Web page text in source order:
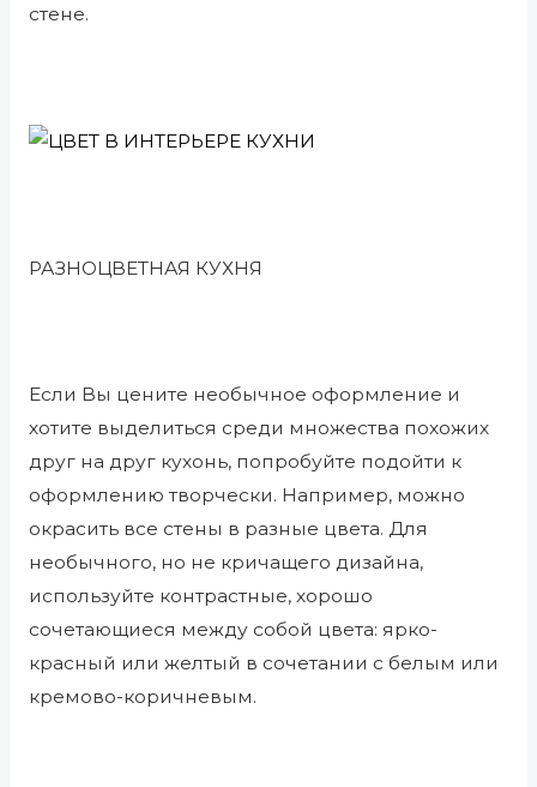
стене.
РАЗНОЦВЕТНАЯ КУХНЯ
Если Вы цените необычное оформление и
хотите выделиться среди множества похожих
друг на друг кухонь, попробуйте подойти к
оформлению творчески. Например, можно
окрасить все стены в разные цвета. Для
необычного, но не кричащего дизайна,
используйте контрастные, хорошо
сочетающиеся между собой цвета: ярко-
красный или желтый в сочетании с белым или
кремово-коричневым.